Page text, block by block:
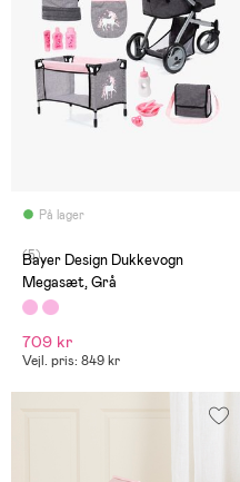
På lager
(5)
Bayer Design Dukkevogn
Megasæt, Grå
709 kr
Vejl. pris: 849 kr